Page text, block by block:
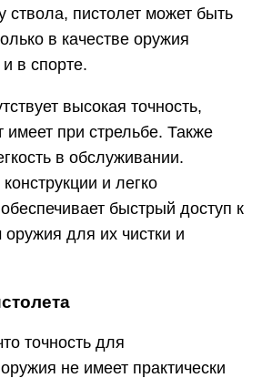
ствола, пистолет может быть
в качестве оружия
в спорте.
высокая точность,
имеет при стрельбе. Также
в обслуживании.
и легко
быстрый доступ к
для их чистки и
точность для
не имеет практически